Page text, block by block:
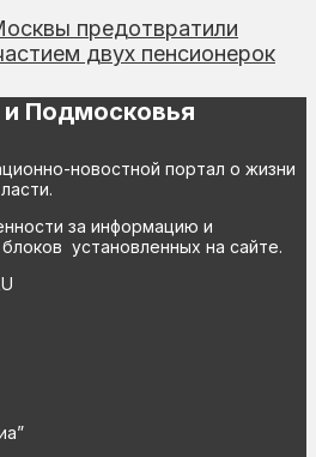
предотвратили
двух пенсионерок
Подмосковья
новостной портал о жизни
за информацию и
установленных на сайте.